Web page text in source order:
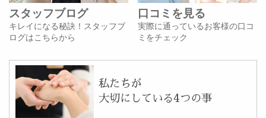
スタッフブログ
キレイになる秘訣！スタッフブ
ログはこちらから
口コミを見る
実際に通っているお客様の口コ
ミをチェック
私たちが
大切にしている4つの事